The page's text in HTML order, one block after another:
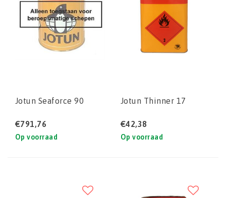
Jotun Seaforce 90
€791,76
Op voorraad
Jotun Thinner 17
€42,38
Op voorraad